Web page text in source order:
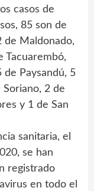
casos de
85 son de
de Maldonado,
Tacuarembó,
de Paysandú, 5
2 de
y 1 de San
sanitaria, el
se han
registrado
en todo el